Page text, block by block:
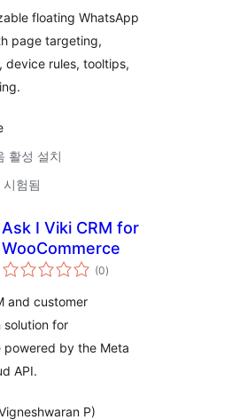
점
floating WhatsApp
page targeting,
device rules, tooltips,
활성 설치
험됨
Ask I Viki CRM for
WooCommerce
(0전
체)
and customer
solution for
powered by the Meta
API.
P)